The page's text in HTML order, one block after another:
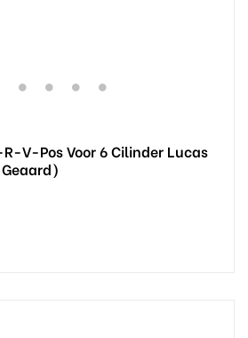
V-Pos Voor 6 Cilinder Lucas